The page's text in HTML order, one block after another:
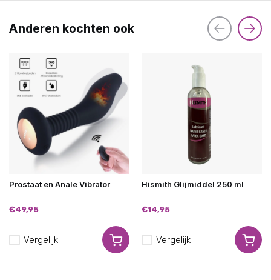
Anderen kochten ook
Prostaat en Anale Vibrator
€49,95
Vergelijk
Hismith Glijmiddel 250 ml
€14,95
Vergelijk